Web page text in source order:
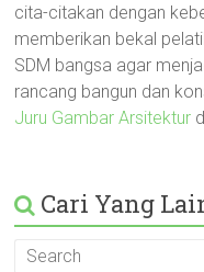
cita-citakan dengan
memberikan bekal
SDM bangsa agar
rancang bangun dan
Juru Gambar Arsitektur
Cari Yang